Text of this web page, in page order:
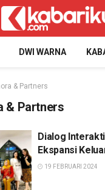
DWI WARNA
& Partners
& Partners
Dialog
Ekspansi
19 FEBRUARI 2024